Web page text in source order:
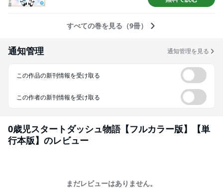
すべての巻を見る（9冊）
通知管理 通知管理を見る
この作品の新刊情報を受け取る
この作者の新刊情報を受け取る
0歳児スタートダッシュ物語【フルカラー版】【単
行本版】 のレビュー
まだレビューはありません。